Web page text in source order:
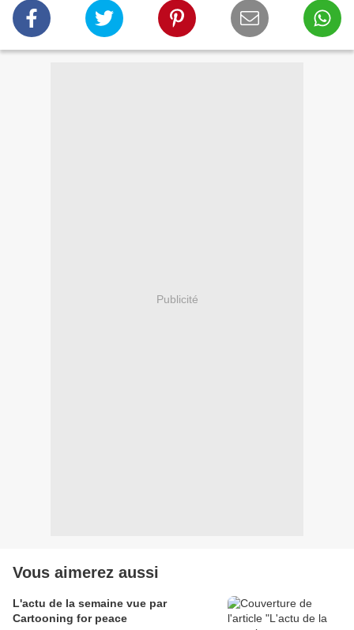
Publicité
Vous aimerez aussi
L'actu de la semaine vue par
Cartooning for peace